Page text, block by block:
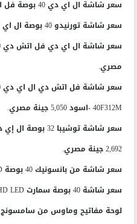
سعر شاشة ال اي دي 40 بوصة فل اتش دي من جاك 2,799 جينة مصري.
سعر شاشة تورنيدو 40 بوصة ال اي دي كامل الدقة 4,999 جينة مصري.
مصري.
40F312M -اسود 5,050 جينة مصري.
2,692 جينة مصري.
سعر شاشة من بانسونيك 40 بوصة Full HD LED بـ 3,800 جينة مصري.
لوحة مفاتيح وماوس من سامسونج 7,900 جينة مصري.